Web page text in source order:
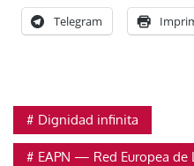
Telegram
Dignidad infinita
EAPN — Red Europea de